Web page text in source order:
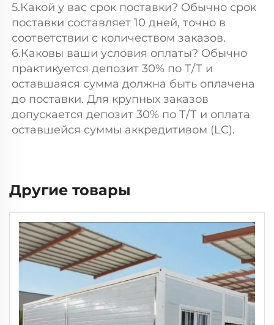
5.Какой у вас срок поставки? Обычно срок
поставки составляет 10 дней, точно в
соответствии с количеством заказов.
6.Каковы ваши условия оплаты? Обычно
практикуется депозит 30% по Т/Т и
оставшаяся сумма должна быть оплачена
до поставки. Для крупных заказов
допускается депозит 30% по Т/Т и оплата
оставшейся суммы аккредитивом (LC).
Другие товары